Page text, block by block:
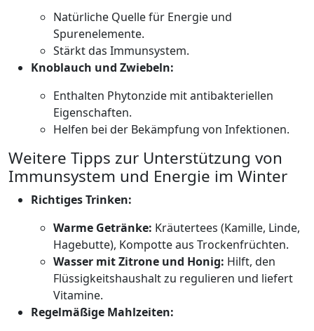
Natürliche Quelle für Energie und
Spurenelemente.
Stärkt das Immunsystem.
Knoblauch und Zwiebeln:
Enthalten Phytonzide mit antibakteriellen
Eigenschaften.
Helfen bei der Bekämpfung von Infektionen.
Weitere Tipps zur Unterstützung von
Immunsystem und Energie im Winter
Richtiges Trinken:
Warme Getränke: Kräutertees (Kamille, Linde,
Hagebutte), Kompotte aus Trockenfrüchten.
Wasser mit Zitrone und Honig: Hilft, den
Flüssigkeitshaushalt zu regulieren und liefert
Vitamine.
Regelmäßige Mahlzeiten: